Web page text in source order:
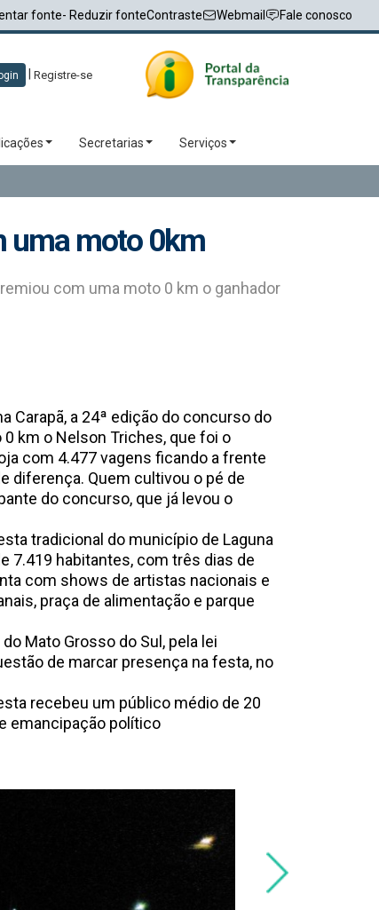
fonte- Reduzir fonteContraste Webmail Fale conosco
Registre-se
Secretarias Serviços
uma moto 0km
com uma moto 0 km o ganhador
Carapã, a 24ª edição do concurso do
km o Nelson Triches, que foi o
com 4.477 vagens ficando a frente
diferença. Quem cultivou o pé de
do concurso, que já levou o
tradicional do município de Laguna
7.419 habitantes, com três dias de
com shows de artistas nacionais e
praça de alimentação e parque
Mato Grosso do Sul, pela lei
de marcar presença na festa, no
recebeu um público médio de 20
emancipação político